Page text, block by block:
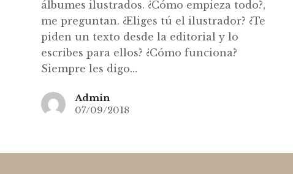
álbumes ilustrados. ¿Cómo empieza todo?,
me preguntan. ¿Eliges tú el ilustrador? ¿Te
piden un texto desde la editorial y lo
escribes para ellos? ¿Cómo funciona?
Siempre les digo…
Admin
07/09/2018